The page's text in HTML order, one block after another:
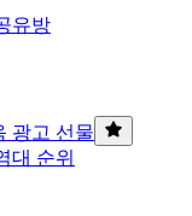
유방
광고 선물
대 순위